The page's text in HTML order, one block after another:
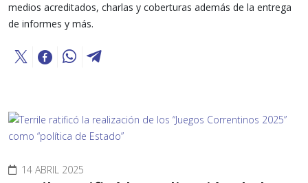
medios acreditados, charlas y coberturas además de la entrega
de informes y más.
14 ABRIL 2025